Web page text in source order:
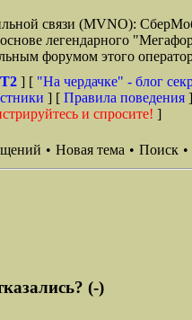
связи (MVNO):
легендарного
форумом этого
] [ "На чердачке" - блог
] [ Правила поведения
и спросите! ]
• Новая тема • Поиск •
(-)